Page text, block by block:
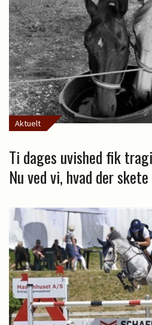
Aktuelt
Ti dages uvished fik
Nu ved vi, hvad der skete